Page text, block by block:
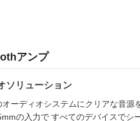
アンプ
ソリューション
ーディオシステムにクリアな音
の入力で すべてのデバイスでシ